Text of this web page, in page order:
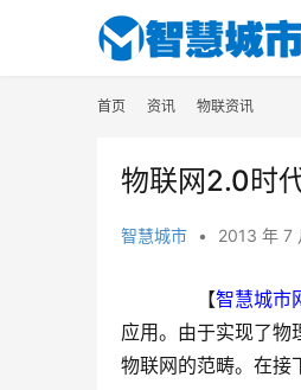
首页 资讯 物联资讯
物联网2.0时
智慧城市 • 2013 年 7
【智慧城市
应用。由于实现了物
物联网的范畴。在接